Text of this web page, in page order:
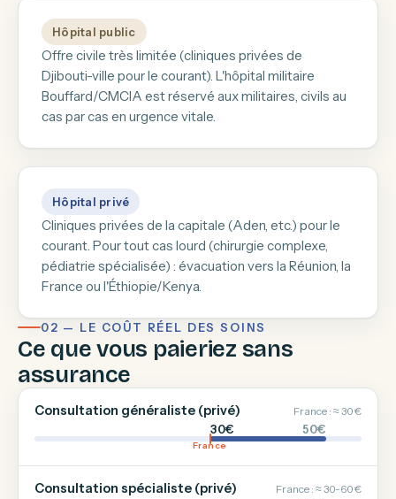
Hôpital public
Offre civile très limitée (cliniques privées de
Djibouti-ville pour le courant). L'hôpital militaire
Bouffard/CMCIA est réservé aux militaires, civils au
cas par cas en urgence vitale.
Hôpital privé
Cliniques privées de la capitale (Aden, etc.) pour le
courant. Pour tout cas lourd (chirurgie complexe,
pédiatrie spécialisée) : évacuation vers la Réunion, la
France ou l'Éthiopie/Kenya.
02 — LE COÛT RÉEL DES SOINS
Ce que vous paieriez sans
assurance
Consultation généraliste (privé) France : ≈ 30 €
30€ 50€
France
Consultation spécialiste (privé) France : ≈ 30-60 €